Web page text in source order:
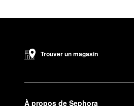
Trouver un magasin
À propos de Sephora